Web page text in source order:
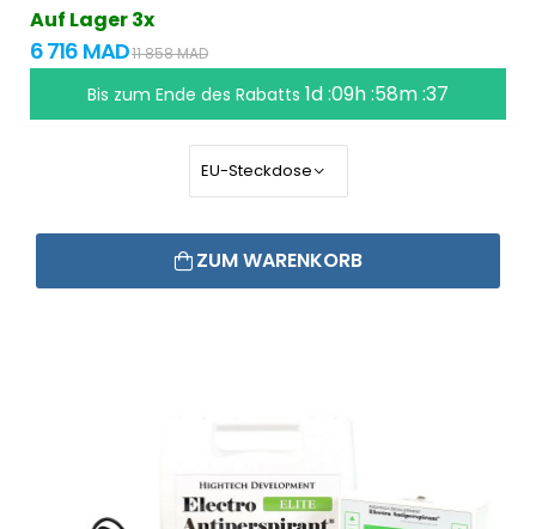
Auf Lager 3x
6 716 MAD11 858 MAD
Bis zum Ende des Rabatts 1d :09h :58m :36
ZUM WARENKORB